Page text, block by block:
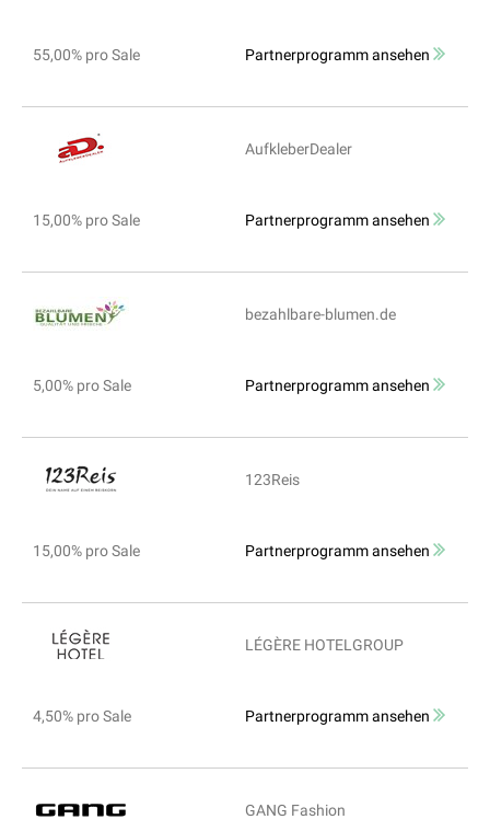
55,00% pro Sale Partnerprogramm ansehen
AufkleberDealer
15,00% pro Sale Partnerprogramm ansehen
bezahlbare-blumen.de
5,00% pro Sale Partnerprogramm ansehen
123Reis
15,00% pro Sale Partnerprogramm ansehen
LÉGÈRE HOTELGROUP
4,50% pro Sale Partnerprogramm ansehen
GANG Fashion